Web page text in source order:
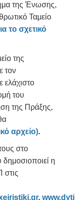
της Ένωσης,
Ταμείο
το σχετικό
της
τον
ελάχιστο
του
της Πράξης,
αρχείο).
στο
η
στις
,